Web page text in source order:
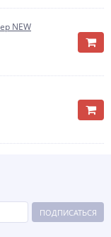
NEW
ПОДПИСАТЬСЯ